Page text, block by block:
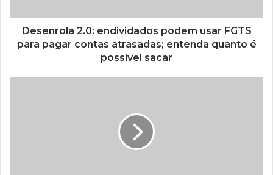
Desenrola 2.0: endividados podem usar FGTS
para pagar contas atrasadas; entenda quanto é
possível sacar